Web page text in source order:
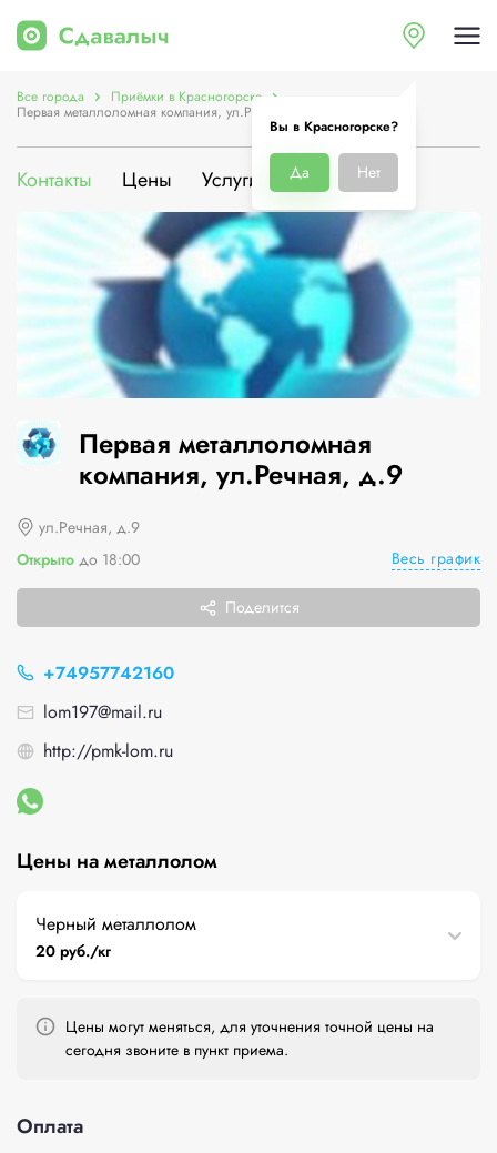
Вы в Красногорске?
Да Нет
Все города Приёмки в Красногорске
Первая металлоломная компания, ул.Речная, д.9
Контакты Цены Услуги О компании
Первая металлоломная
компания, ул.Речная, д.9
ул.Речная, д.9
Открыто до 18:00 Весь график
Поделится
+74957742160
lom197@mail.ru
http://pmk-lom.ru
Цены на металлолом
Черный металлолом
20 руб./кг
Цены могут меняться, для уточнения точной цены на
сегодня звоните в пункт приема.
Оплата